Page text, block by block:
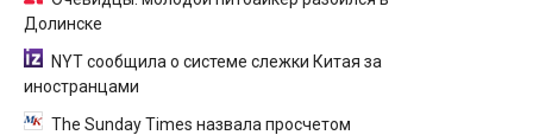
Долинске
NYT сообщила о системе слежки Китая за
иностранцами
The Sunday Times назвала просчетом